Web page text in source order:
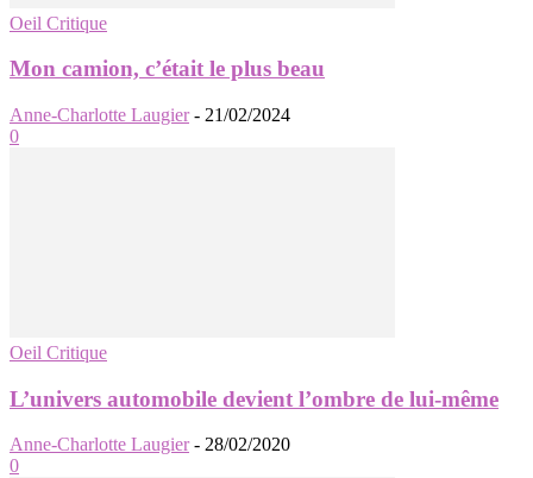
Oeil Critique
Mon camion, c’était le plus beau
Anne-Charlotte Laugier - 21/02/2024
0
Oeil Critique
L’univers automobile devient l’ombre de lui-même
Anne-Charlotte Laugier - 28/02/2020
0